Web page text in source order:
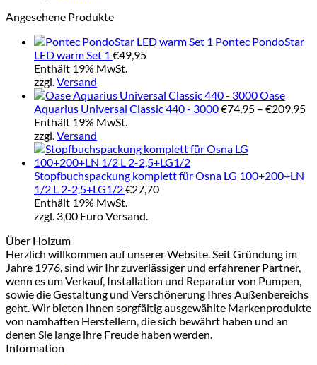
Angesehene Produkte
Pontec PondoStar
LED warm Set 1 €49,95
Enthält 19% MwSt.
zzgl.Versand
Oase
Aquarius Universal Classic 440 - 3000€74,95 – €209,95
Enthält 19% MwSt.
zzgl.Versand
Stopfbuchspackung komplett für Osna LG 100+200+LN
1/2 L 2-2,5+LG1/2€27,70
Enthält 19% MwSt.
zzgl. 3,00 Euro Versand.
Über Holzum
Herzlich willkommen auf unserer Website. Seit Gründung im
Jahre 1976, sind wir Ihr zuverlässiger und erfahrener Partner,
wenn es um Verkauf, Installation und Reparatur von Pumpen,
sowie die Gestaltung und Verschönerung Ihres Außenbereichs
geht. Wir bieten Ihnen sorgfältig ausgewählte Markenprodukte
von namhaften Herstellern, die sich bewährt haben und an
denen Sie lange ihre Freude haben werden.
Information